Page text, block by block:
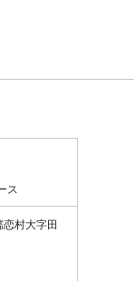
ス
村大字田